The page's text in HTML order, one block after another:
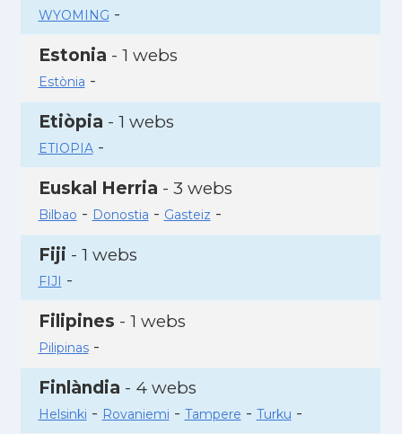
WYOMING -
Estonia - 1 webs
Estònia -
Etiòpia - 1 webs
ETIOPIA-
Euskal Herria - 3 webs
Bilbao - Donostia - Gasteiz -
Fiji - 1 webs
FIJI -
Filipines - 1 webs
Pilipinas-
Finlàndia - 4 webs
Helsinki - Rovaniemi - Tampere - Turku -